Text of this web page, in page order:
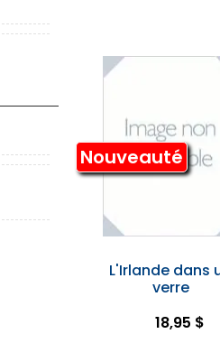
Nouveauté
L'Irlande dans
verre
18,95 $